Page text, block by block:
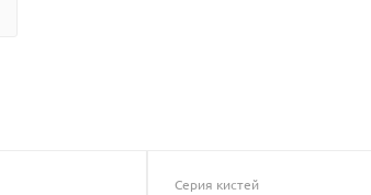
Серия кистей